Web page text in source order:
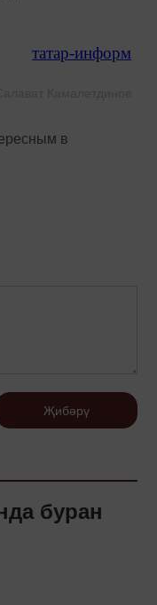
татар-информ
в
Җибәрү
буран